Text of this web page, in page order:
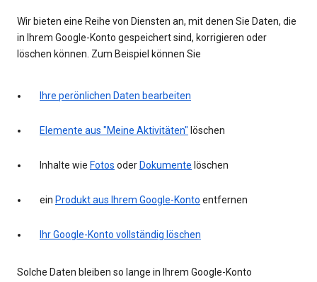
Wir bieten eine Reihe von Diensten an, mit denen Sie Daten, die
in Ihrem Google-Konto gespeichert sind, korrigieren oder
löschen können. Zum Beispiel können Sie
Ihre perönlichen Daten bearbeiten
Elemente aus "Meine Aktivitäten" löschen
Inhalte wie Fotos oder Dokumente löschen
ein Produkt aus Ihrem Google-Konto entfernen
Ihr Google-Konto vollständig löschen
Solche Daten bleiben so lange in Ihrem Google-Konto